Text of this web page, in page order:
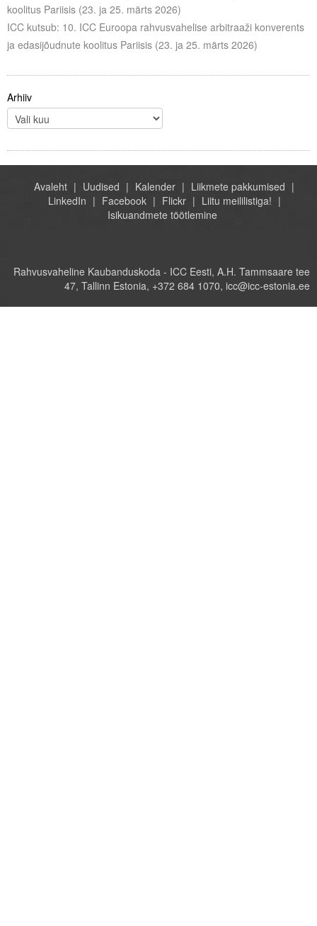
koolitus Pariisis (23. ja 25. märts 2026)
ICC kutsub: 10. ICC Euroopa rahvusvahelise arbitraaži konverents
ja edasijõudnute koolitus Pariisis (23. ja 25. märts 2026)
Arhiiv
Avaleht Uudised Kalender
Liikmete pakkumised
LinkedIn
Facebook Flickr
Liitu meililistiga!
Isikuandmete töötlemine
Rahvusvaheline Kaubanduskoda - ICC Eesti, A.H. Tammsaare tee
47, Tallinn Estonia, +372 684 1070, icc@icc-estonia.ee